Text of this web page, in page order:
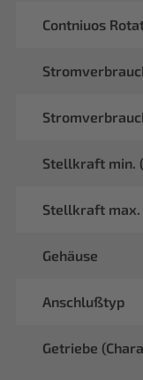
Contniuos
Stellkraft min.
Stellkraft max.
Gehäuse
Anschlußtyp
Getriebe